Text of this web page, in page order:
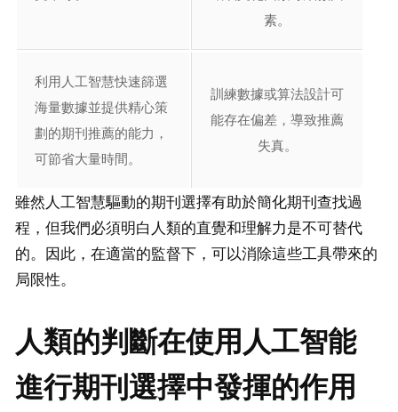
素。
利用人工智慧快速篩選
海量數據並提供精心策
劃的期刊推薦的能力，
可節省大量時間。
訓練數據或算法設計可
能存在偏差，導致推薦
失真。
雖然人工智慧驅動的期刊選擇有助於簡化期刊查找過
程，但我們必須明白人類的直覺和理解力是不可替代
的。因此，在適當的監督下，可以消除這些工具帶來的
局限性。
人類的判斷在使用人工智能
進行期刊選擇中發揮的作用